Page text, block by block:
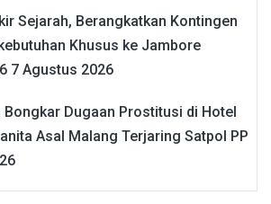
Sejarah, Berangkatkan Kontingen
Khusus ke Jambore
7 Agustus 2026
Bongkar Dugaan Prostitusi di Hotel
Asal Malang Terjaring Satpol PP